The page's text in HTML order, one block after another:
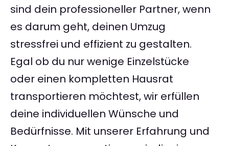
sind dein professioneller Partner, wenn
es darum geht, deinen Umzug
stressfrei und effizient zu gestalten.
Egal ob du nur wenige Einzelstücke
oder einen kompletten Hausrat
transportieren möchtest, wir erfüllen
deine individuellen Wünsche und
Bedürfnisse. Mit unserer Erfahrung und